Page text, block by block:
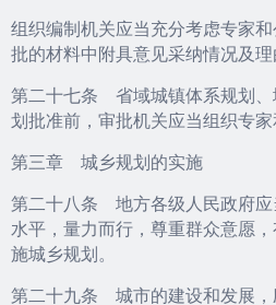
组织编制机关应当充分考虑专家
批的材料中附具意见采纳情况及理
第二十七条 省域城镇体系规划、
划批准前，审批机关应当组织专家
第三章 城乡规划的实施
第二十八条 地方各级人民政府应
水平，量力而行，尊重群众意愿
施城乡规划。
第二十九条 城市的建设和发展，